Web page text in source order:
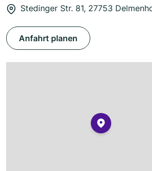
Stedinger Str. 81, 27753
Anfahrt planen